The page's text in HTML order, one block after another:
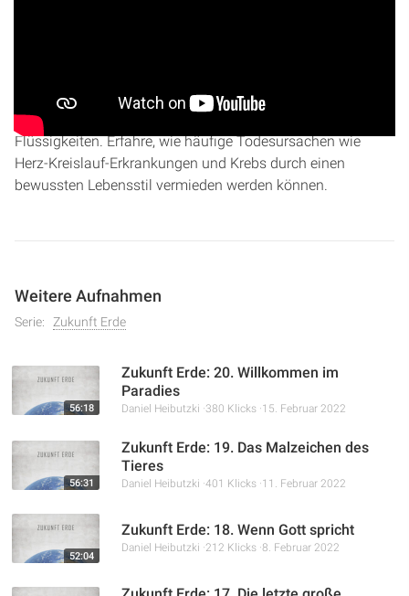
ganzheitlicher Gesundheit und zeigt auf, wie unser Körper
oft vernachlässigt wird, ähnlich wie ein Auto mit falschen
Flüssigkeiten. Erfahre, wie häufige Todesursachen wie
Herz-Kreislauf-Erkrankungen und Krebs durch einen
bewussten Lebensstil vermieden werden können.
Weitere Aufnahmen
Serie: Zukunft Erde
56:18
Zukunft Erde: 20. Willkommen im
Paradies
Daniel Heibutzki 380 Klicks 15. Februar 2022
56:31
Zukunft Erde: 19. Das Malzeichen des
Tieres
Daniel Heibutzki 401 Klicks 11. Februar 2022
52:04
Zukunft Erde: 18. Wenn Gott spricht
Daniel Heibutzki 212 Klicks 8. Februar 2022